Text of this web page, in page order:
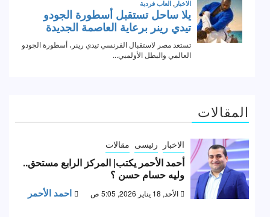
المقالات
الاخبار رئيسى مقالات
أحمد الأحمر يكتب| المركز الرابع مستحق..
وليه حسام حسن ؟
الأحد, 18 يناير 2026, 5:05 ص احمد الأحمر